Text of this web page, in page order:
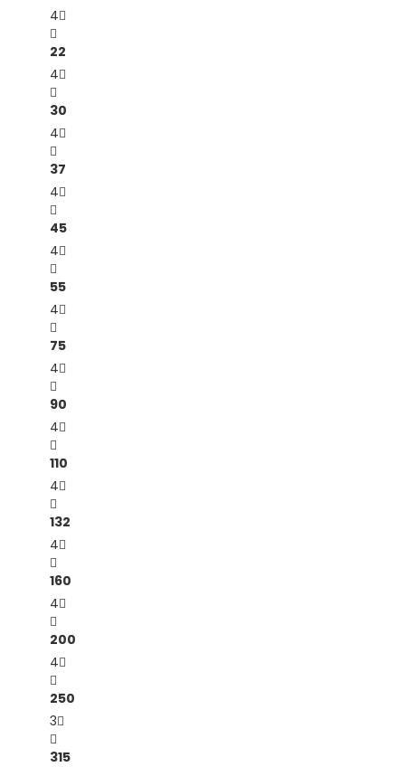
4
22
4
30
4
37
4
45
4
55
4
75
4
90
4
110
4
132
4
160
4
200
4
250
3
315